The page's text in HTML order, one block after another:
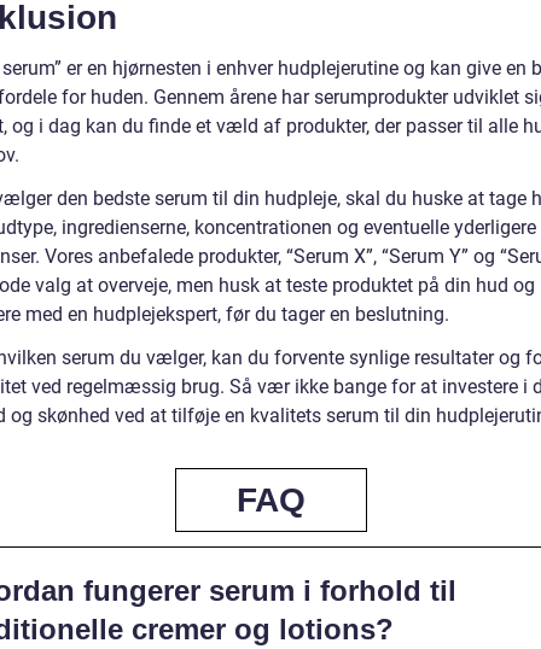
serum” er en hjørnesten i enhver hudplejerutine og kan give en
for huden. Gennem årene har serumprodukter udviklet
og i dag kan du finde et væld af produkter, der passer til alle
den bedste serum til din hudpleje, skal du huske at tage
ingredienserne, koncentrationen og eventuelle yderligere
Vores anbefalede produkter, “Serum X”, “Serum Y” og
valg at overveje, men husk at teste produktet på din hud og
med en hudplejekspert, før du tager en beslutning.
serum du vælger, kan du forvente synlige resultater og
ved regelmæssig brug. Så vær ikke bange for at investere i
og skønhed ved at tilføje en kvalitets serum til din
FAQ
fungerer serum i forhold til
cremer og lotions?